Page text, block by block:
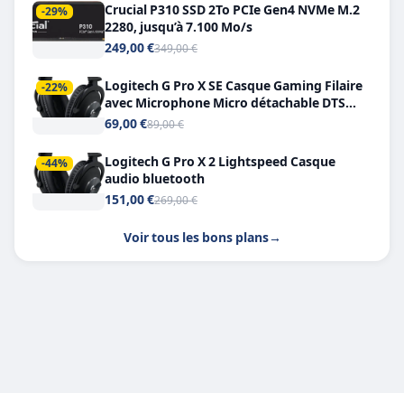
-29%
Crucial P310 SSD 2To PCIe Gen4 NVMe M.2
2280, jusqu’à 7.100 Mo/s
249,00 €349,00 €
-22%
Logitech G Pro X SE Casque Gaming Filaire
avec Microphone Micro détachable DTS
Headphone X 7.1
69,00 €89,00 €
-44%
Logitech G Pro X 2 Lightspeed Casque
audio bluetooth
151,00 €269,00 €
Voir tous les bons plans→